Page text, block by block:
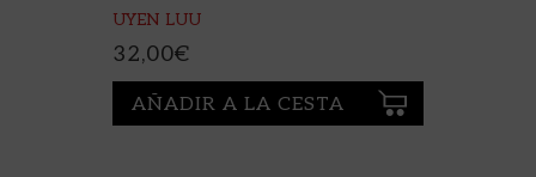
UYEN LUU
32,00€
AÑADIR A LA CESTA